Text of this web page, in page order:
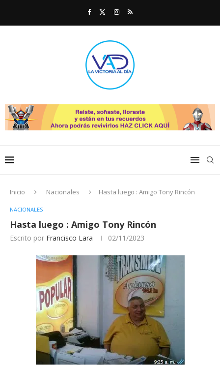
Inicio Nacionales Hasta luego : Amigo Tony Rincón
NACIONALES
Hasta luego : Amigo Tony Rincón
Escrito por Francisco Lara 02/11/2023